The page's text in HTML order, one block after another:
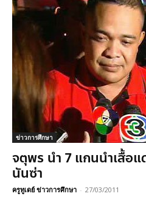
ข่าวการศึกษา
จตุพร นำ 7 แกนนำเสื้อแ
นันซ่า
ครูทูเดย์ ข่าวการศึกษา - 27/03/2011